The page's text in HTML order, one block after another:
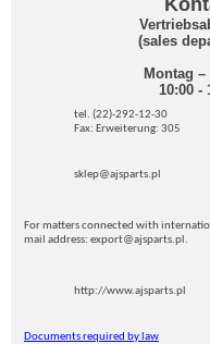
(sales
Montag –
10:00 -
tel. (22)-292-12-30
Fax: Erweiterung: 305
sklep@ajsparts.pl
For matters connected with
mail address: export@ajsparts.pl.
http://www.ajsparts.pl
Documents required by law